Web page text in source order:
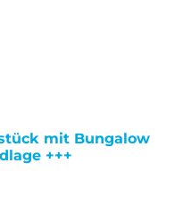
mit Bungalow
+++